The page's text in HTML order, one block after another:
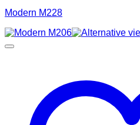
Modern M228